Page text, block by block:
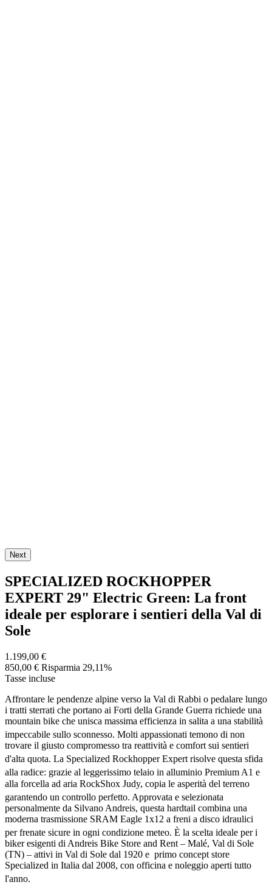
Next
SPECIALIZED ROCKHOPPER
EXPERT 29" Electric Green: La front
ideale per esplorare i sentieri della Val di
Sole
1.199,00 €
850,00 € Risparmia 29,11%
Tasse incluse
Affrontare le pendenze alpine verso la Val di Rabbi o pedalare lungo
i tratti sterrati che portano ai Forti della Grande Guerra richiede una
mountain bike che unisca massima efficienza in salita a una stabilità
impeccabile sullo sconnesso. Molti appassionati temono di non
trovare il giusto compromesso tra reattività e comfort sui sentieri
d'alta quota. La Specialized Rockhopper Expert risolve questa sfida
alla radice: grazie al leggerissimo telaio in alluminio Premium A1 e
alla forcella ad aria RockShox Judy, copia le asperità del terreno
garantendo un controllo perfetto. Approvata e selezionata
personalmente da Silvano Andreis, questa hardtail combina una
moderna trasmissione SRAM Eagle 1x12 a freni a disco idraulici
per frenate sicure in ogni condizione meteo. È la scelta ideale per i
biker esigenti di Andreis Bike Store and Rent – Malé, Val di Sole
(TN) – attivi in Val di Sole dal 1920 e primo concept store
Specialized in Italia dal 2008, con officina e noleggio aperti tutto
l'anno.